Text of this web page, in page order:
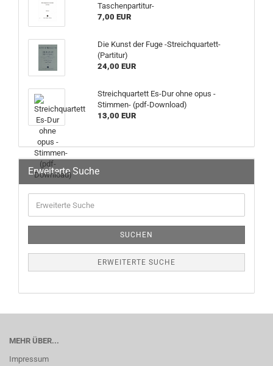
Taschenpartitur-
7,00 EUR
Die Kunst der Fuge -Streichquartett-
(Partitur)
24,00 EUR
Streichquartett Es-Dur ohne opus -
Stimmen- (pdf-Download)
13,00 EUR
Erweiterte Suche
SUCHEN
ERWEITERTE SUCHE
MEHR ÜBER...
Impressum